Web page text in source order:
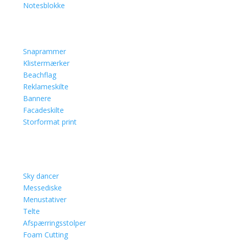
Notesblokke
Snaprammer
Klistermærker
Beachflag
Reklameskilte
Bannere
Facadeskilte
Storformat print
Sky dancer
Messediske
Menustativer
Telte
Afspærringsstolper
Foam Cutting